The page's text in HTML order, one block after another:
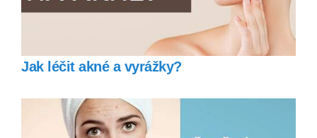
Jak léčit akné a vyrážky?